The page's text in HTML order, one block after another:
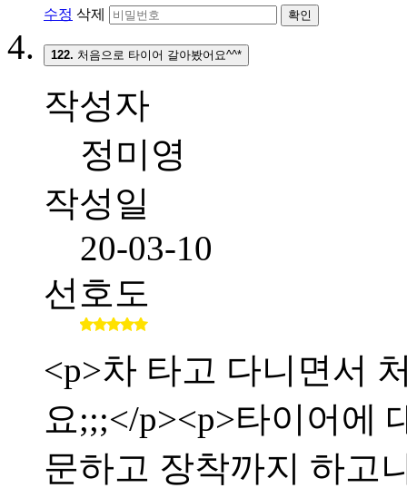
수정 삭제 확인
122. 처음으로 타이어 갈아봤어요^^*
작성자
정미영
작성일
20-03-10
선호도
<p>차 타고 다니면서
요;;;</p><p>타이어에
문하고 장착까지 하고